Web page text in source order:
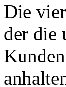
Die
der die